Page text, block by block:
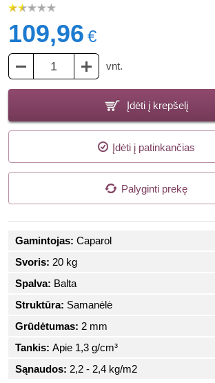
109,96 €
vnt.
Įdėti į krepšelį
Įdėti į patinkančias
Palyginti prekę
Gamintojas: Caparol
Svoris: 20 kg
Spalva: Balta
Struktūra: Samanėlė
Grūdėtumas: 2 mm
Tankis: Apie 1,3 g/cm³
Sąnaudos: 2,2 - 2,4 kg/m2